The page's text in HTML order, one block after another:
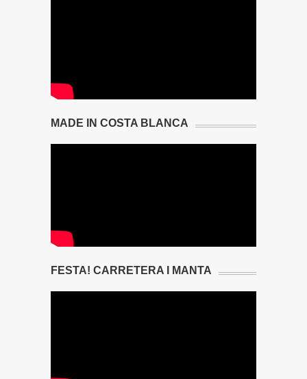
MADE IN COSTA BLANCA
FESTA! CARRETERA I MANTA